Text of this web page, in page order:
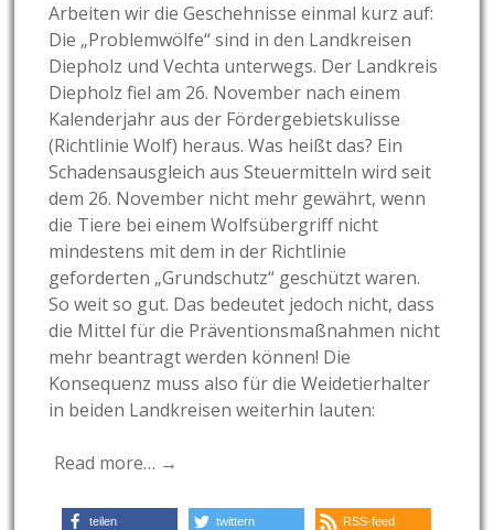
Arbeiten wir die Geschehnisse einmal kurz auf:
Die „Problemwölfe“ sind in den Landkreisen
Diepholz und Vechta unterwegs. Der Landkreis
Diepholz fiel am 26. November nach einem
Kalenderjahr aus der Fördergebietskulisse
(Richtlinie Wolf) heraus. Was heißt das? Ein
Schadensausgleich aus Steuermitteln wird seit
dem 26. November nicht mehr gewährt, wenn
die Tiere bei einem Wolfsübergriff nicht
mindestens mit dem in der Richtlinie
geforderten „Grundschutz“ geschützt waren.
So weit so gut. Das bedeutet jedoch nicht, dass
die Mittel für die Präventionsmaßnahmen nicht
mehr beantragt werden können! Die
Konsequenz muss also für die Weidetierhalter
in beiden Landkreisen weiterhin lauten:
Read more… →
teilen twittern RSS-feed